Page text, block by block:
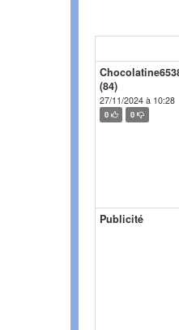
(84)
27/11/2024 à 10:28
0 0
Publicité